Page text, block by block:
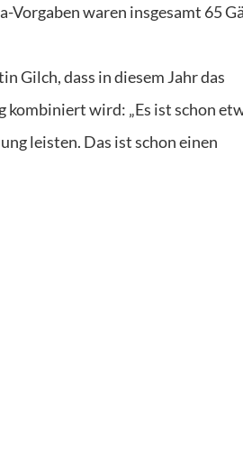
Vorgaben waren insgesamt 65
Gilch, dass in diesem Jahr das
wird: „Es ist schon
leisten. Das ist schon einen